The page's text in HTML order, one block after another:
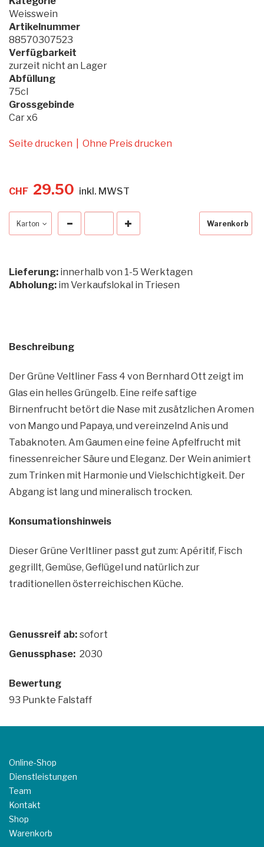
Weisswein
Artikelnummer
88570307523
Verfügbarkeit
zurzeit nicht an Lager
Abfüllung
75cl
Grossgebinde
Car x6
Seite drucken Ohne Preis drucken
CHF 29.50 inkl. MWST
Karton Warenkorb
Lieferung: innerhalb von 1-5 Werktagen
Abholung: im Verkaufslokal in Triesen
Beschreibung
Der Grüne Veltliner Fass 4 von Bernhard Ott zeigt im
Glas ein helles Grüngelb. Eine reife saftige
Birnenfrucht betört die Nase mit zusätzlichen Aromen
von Mango und Papaya, und vereinzelnd Anis und
Tabaknoten. Am Gaumen eine feine Apfelfrucht mit
finessenreicher Säure und Eleganz. Der Wein animiert
zum Trinken mit Harmonie und Vielschichtigkeit. Der
Abgang ist lang und mineralisch trocken.
Konsumationshinweis
Dieser Grüne Verltliner passt gut zum: Apéritif, Fisch
gegrillt, Gemüse, Geflügel und natürlich zur
traditionellen österreichischen Küche.
Genussreif ab: sofort
Genussphase: 2030
Bewertung
93 Punkte Falstaff
Online-Shop
Dienstleistungen
Team
Kontakt
Shop
Warenkorb